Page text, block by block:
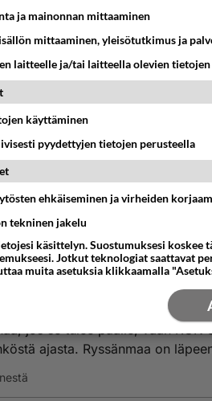
Anonyymi
02-27 19:03:21
kova sotakiihko, Suur-Suomi nyt sitten
ei edes halua
Anonyymi
02-27 19:10:09
kirjoitti:
sotakiihkoa, ei edes halua moiseen,
jos se tulee päälle, vaan KUN
ajasta. Ryssänmaa on
ja mainonnan mittaaminen
mittaaminen, yleisötutkimus ja
laitteelle ja/tai laitteella olevien
käyttäminen
pyydettyjen tietojen perusteella
ehkäiseminen ja virheiden
tekninen jakelu
käsittelyn. Suostumuksesi koskee
Jotkut teknologiat saattavat
muita asetuksia klikkaamalla